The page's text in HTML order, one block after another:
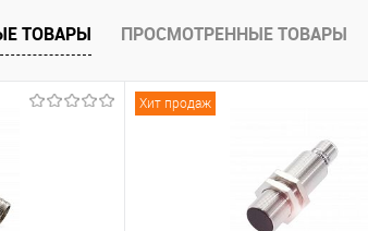
ТОВАРЫ ПРОСМОТРЕННЫЕ ТОВАРЫ
Хит продаж